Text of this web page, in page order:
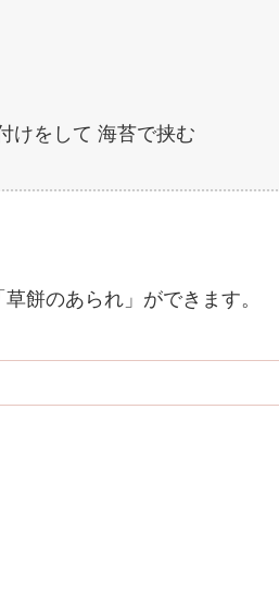
けをして 海苔で挟む
餅のあられ」ができます。